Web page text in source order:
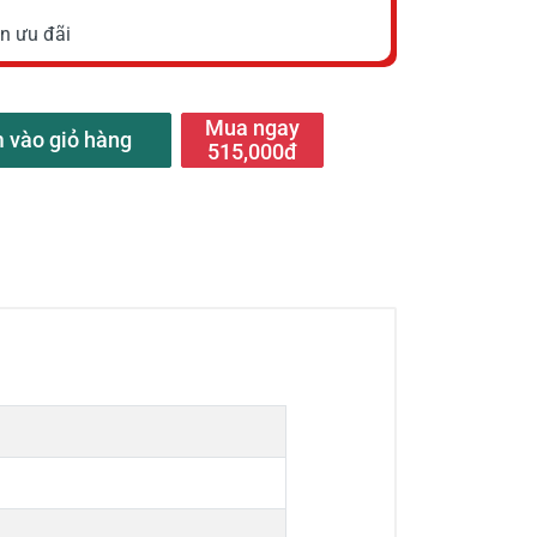
ưu đãi
vào giỏ hàng
Mua ngay
515,000đ